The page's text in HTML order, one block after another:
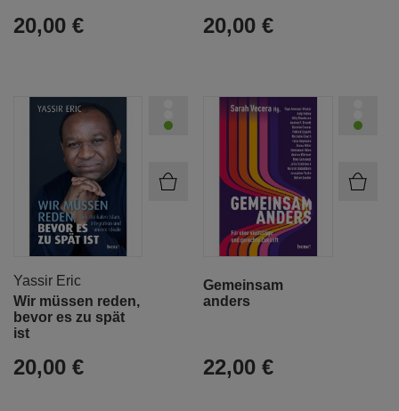
20,00 € 20,00 €
Yassir Eric
Wir müssen reden,
bevor es zu spät
ist
20,00 €
Gemeinsam
anders
22,00 €